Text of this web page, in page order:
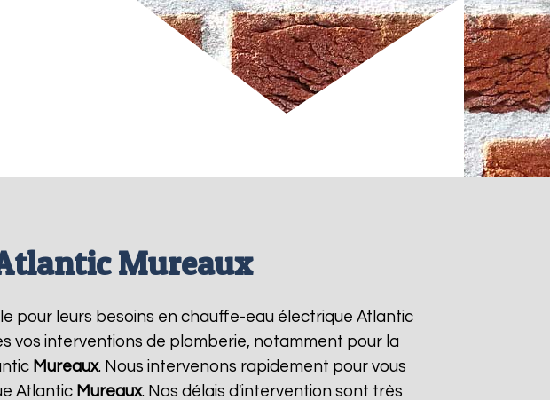
Mureaux
pour leurs besoins en chauffe-eau électrique Atlantic
vos interventions de plomberie, notamment pour la
Mureaux. Nous intervenons rapidement pour vous
Atlantic Mureaux. Nos délais d'intervention sont très